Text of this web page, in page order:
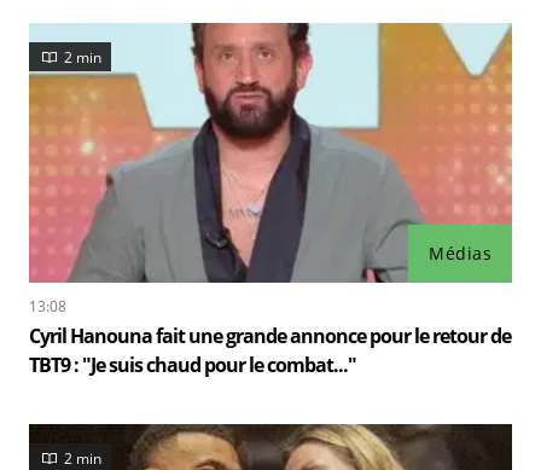
Médias
2 min
13:08
Cyril Hanouna fait une grande annonce pour le retour de
TBT9 : "Je suis chaud pour le combat..."
2 min